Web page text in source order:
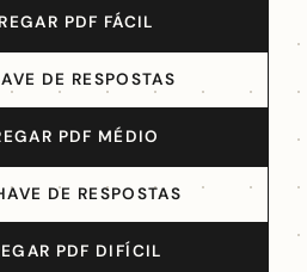
PDF FÁCIL
DE RESPOSTAS
PDF MÉDIO
DE RESPOSTAS
PDF DIFÍCIL